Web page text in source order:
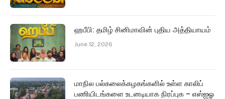
ஹபீபி: தமிழ் சினிமாவின் புதிய அத்தியாயம்
June 12, 2026
மாநில பல்கலைக்கழகங்களில் உள்ள காலிப்
பணியிடங்களை உடனடியாக நிரப்புக – எஸ்ஐஓ